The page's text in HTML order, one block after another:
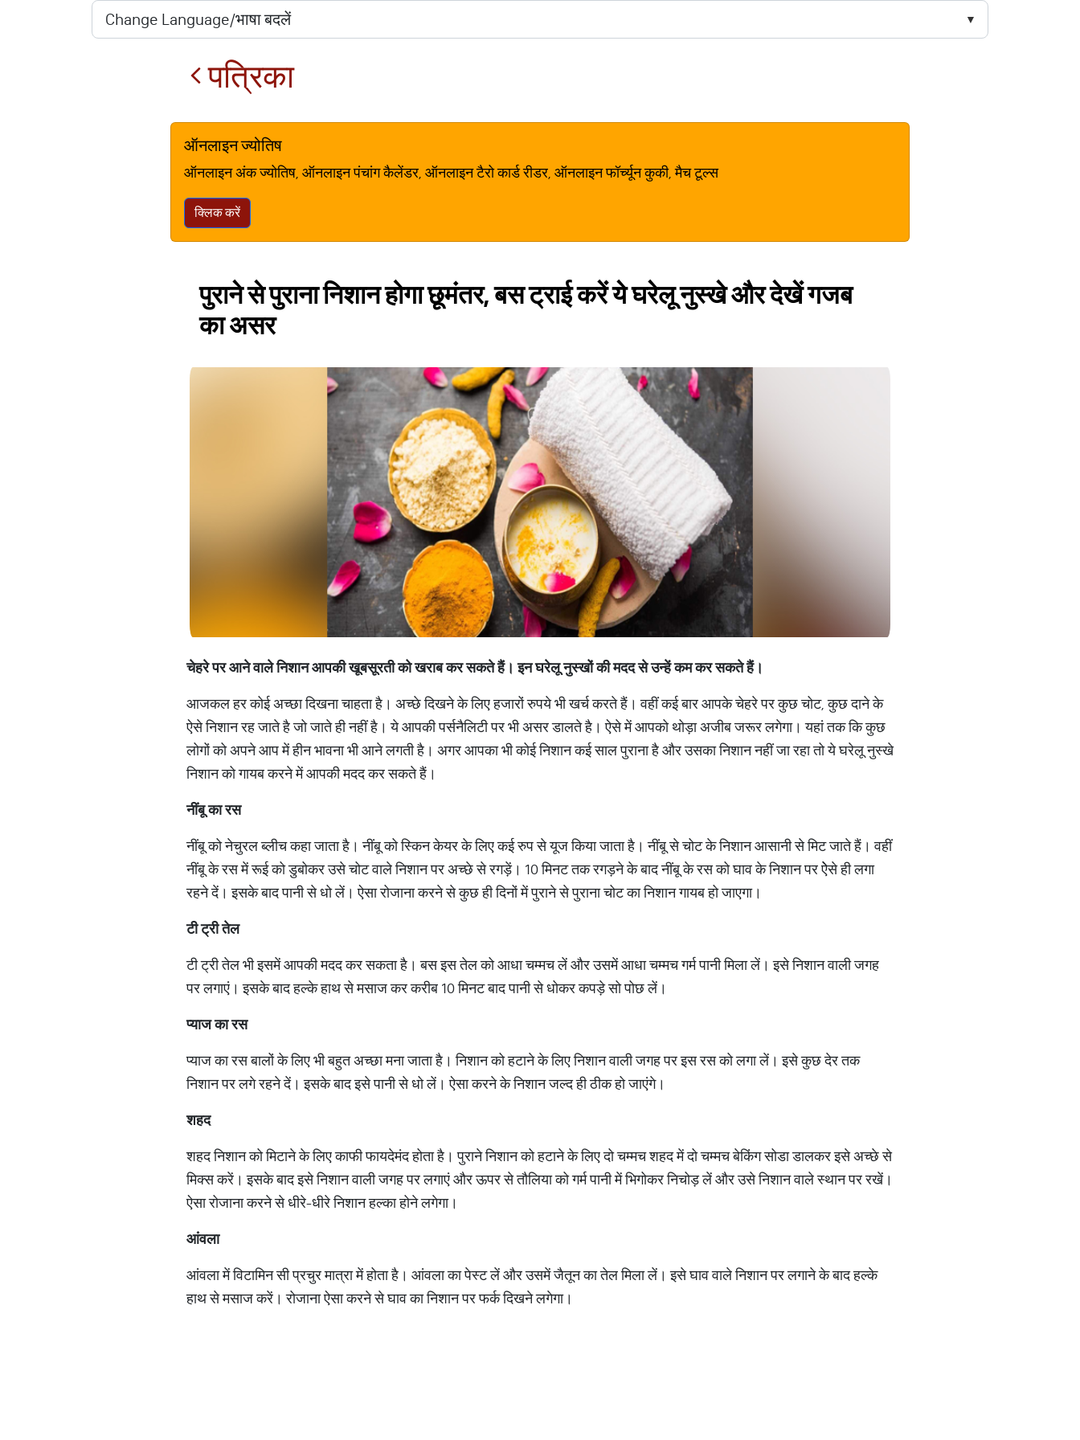
पत्रिका
ऑनलाइन ज्योतिष
ऑनलाइन अंक ज्योतिष, ऑनलाइन पंचांग कैलेंडर, ऑनलाइन टैरो कार्ड रीडर, ऑनलाइन फॉर्च्यून कुकी, मैच टूल्स
क्लिक करें
पुराने से पुराना निशान होगा छूमंतर, बस ट्राई करें ये घरेलू नुस्खे और देखें गजब
का असर
चेहरे पर आने वाले निशान आपकी खूबसूरती को खराब कर सकते हैं। इन घरेलू नुस्खों की मदद से उन्हें कम कर सकते हैं।
आजकल हर कोई अच्छा दिखना चाहता है। अच्छे दिखने के लिए हजारों रुपये भी खर्च करते हैं। वहीं कई बार आपके चेहरे पर कुछ चोट, कुछ दाने के
ऐसे निशान रह जाते है जो जाते ही नहीं है। ये आपकी पर्सनैलिटी पर भी असर डालते है। ऐसे में आपको थोड़ा अजीब जरूर लगेगा। यहां तक कि कुछ
लोगों को अपने आप में हीन भावना भी आने लगती है। अगर आपका भी कोई निशान कई साल पुराना है और उसका निशान नहीं जा रहा तो ये घरेलू नुस्खे
निशान को गायब करने में आपकी मदद कर सकते हैं।
नींबू का रस
नींबू को नेचुरल ब्लीच कहा जाता है। नींबू को स्किन केयर के लिए कई रुप से यूज किया जाता है। नींबू से चोट के निशान आसानी से मिट जाते हैं। वहीं
नींबू के रस में रूई को डुबोकर उसे चोट वाले निशान पर अच्छे से रगड़ें। 10 मिनट तक रगड़ने के बाद नींबू के रस को घाव के निशान पर ऐेसे ही लगा
रहने दें। इसके बाद पानी से धो लें। ऐसा रोजाना करने से कुछ ही दिनों में पुराने से पुराना चोट का निशान गायब हो जाएगा।
टी ट्री तेल
टी ट्री तेल भी इसमें आपकी मदद कर सकता है। बस इस तेल को आधा चम्मच लें और उसमें आधा चम्मच गर्म पानी मिला लें। इसे निशान वाली जगह
पर लगाएं। इसके बाद हल्के हाथ से मसाज कर करीब 10 मिनट बाद पानी से धोकर कपड़े सो पोछ लें।
प्याज का रस
प्याज का रस बालों के लिए भी बहुत अच्छा मना जाता है। निशान को हटाने के लिए निशान वाली जगह पर इस रस को लगा लें। इसे कुछ देर तक
निशान पर लगे रहने दें। इसके बाद इसे पानी से धो लें। ऐसा करने के निशान जल्द ही ठीक हो जाएंगे।
शहद
शहद निशान को मिटाने के लिए काफी फायदेमंद होता है। पुराने निशान को हटाने के लिए दो चम्मच शहद में दो चम्मच बेकिंग सोडा डालकर इसे अच्छे से
मिक्स करें। इसके बाद इसे निशान वाली जगह पर लगाएं और ऊपर से तौलिया को गर्म पानी में भिगोकर निचोड़ लें और उसे निशान वाले स्थान पर रखें।
ऐसा रोजाना करने से धीरे-धीरे निशान हल्का होने लगेगा।
आंवला
आंवला में विटामिन सी प्रचुर मात्रा में होता है। आंवला का पेस्ट लें और उसमें जैतून का तेल मिला लें। इसे घाव वाले निशान पर लगाने के बाद हल्के
हाथ से मसाज करें। रोजाना ऐसा करने से घाव का निशान पर फर्क दिखने लगेगा।